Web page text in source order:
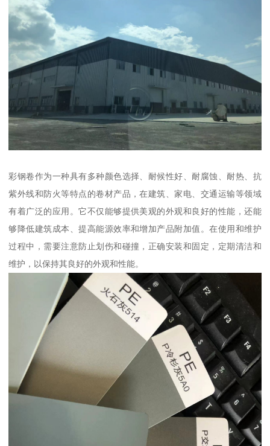
彩钢卷作为一种具有多种颜色选择、耐候性好、耐腐蚀、耐热、抗
紫外线和防火等特点的卷材产品，在建筑、家电、交通运输等领域
有着广泛的应用。它不仅能够提供美观的外观和良好的性能，还能
够降低建筑成本、提高能源效率和增加产品附加值。在使用和维护
过程中，需要注意防止划伤和碰撞，正确安装和固定，定期清洁和
维护，以保持其良好的外观和性能。